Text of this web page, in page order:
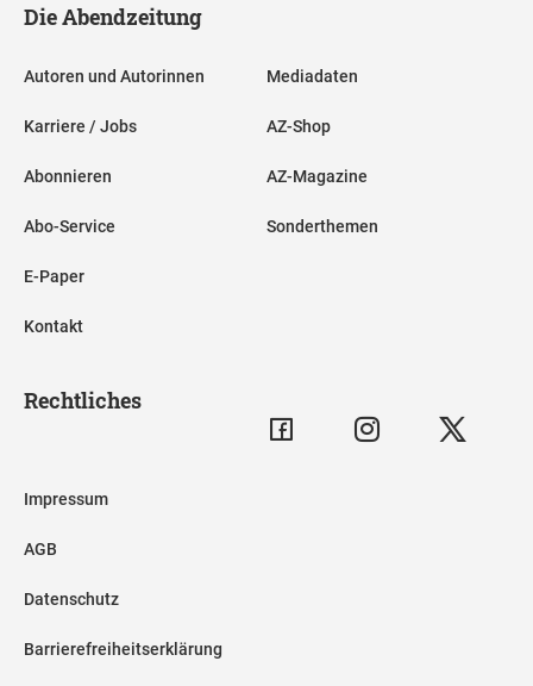
Die Abendzeitung
Autoren und Autorinnen
Karriere / Jobs
Abonnieren
Abo-Service
E-Paper
Kontakt
Mediadaten
AZ-Shop
AZ-Magazine
Sonderthemen
Rechtliches
Impressum
AGB
Datenschutz
Barrierefreiheitserklärung